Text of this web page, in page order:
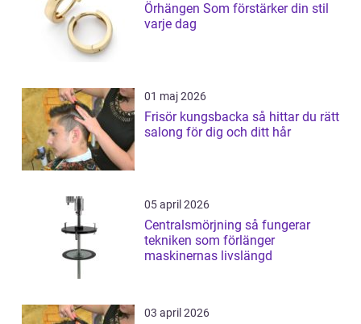
Örhängen Som förstärker din stil
varje dag
01 maj 2026
Frisör kungsbacka så hittar du rätt
salong för dig och ditt hår
05 april 2026
Centralsmörjning så fungerar
tekniken som förlänger
maskinernas livslängd
03 april 2026